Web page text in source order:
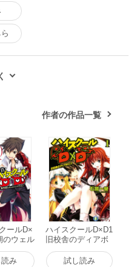
作者の作品一覧
ールD×
のウェル
ゴン 電
み
ハイスクールD×D1
旧校舎のディアボ
ロス 電子書籍版
試し読み